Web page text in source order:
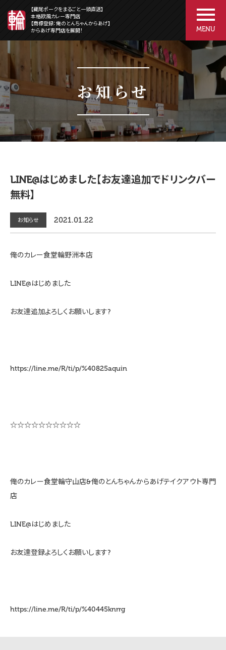
【藏尾ポークをまるごと一頭直送】
本格欧風カレー専門店
【商標登録：俺のとんちゃんからあげ】
からあげ専門店を展開！
MENU
お知らせ
LINE@はじめました【お友達追加でドリンクバー
無料】
お知らせ 2021.01.22
俺のカレー食堂輪野洲本店
LINE@はじめました
お友達追加よろしくお願いします?
https://line.me/R/ti/p/%40825aquin
☆☆☆☆☆☆☆☆☆☆
俺のカレー食堂輪守山店&俺のとんちゃんからあげテイクアウト専門
店
LINE@はじめました
お友達登録よろしくお願いします?
https://line.me/R/ti/p/%40445knrrg